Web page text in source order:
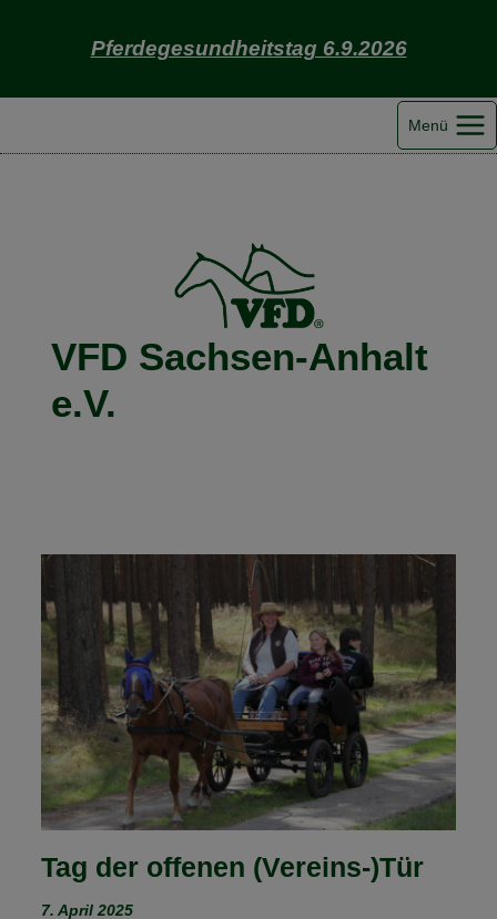
Pferdegesundheitstag 6.9.2026
Menü
VFD Sachsen-Anhalt
e.V.
Tag der offenen (Vereins-)Tür
7. April 2025